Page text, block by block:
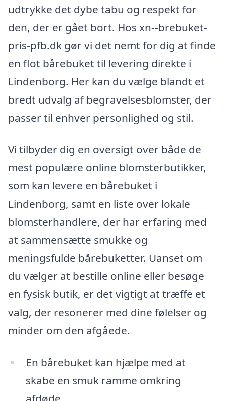
udtrykke det dybe tabu og respekt for
den, der er gået bort. Hos xn--brebuket-
pris-pfb.dk gør vi det nemt for dig at finde
en flot bårebuket til levering direkte i
Lindenborg. Her kan du vælge blandt et
bredt udvalg af begravelsesblomster, der
passer til enhver personlighed og stil.
Vi tilbyder dig en oversigt over både de
mest populære online blomsterbutikker,
som kan levere en bårebuket i
Lindenborg, samt en liste over lokale
blomsterhandlere, der har erfaring med
at sammensætte smukke og
meningsfulde bårebuketter. Uanset om
du vælger at bestille online eller besøge
en fysisk butik, er det vigtigt at træffe et
valg, der resonerer med dine følelser og
minder om den afgåede.
En bårebuket kan hjælpe med at
skabe en smuk ramme omkring